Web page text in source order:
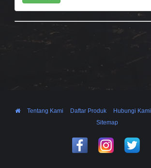
Tentang Kami Daftar Produk Hubungi Kami
Sitemap